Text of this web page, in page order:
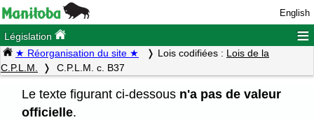
English
Législation ≡
★ Réorganisation du site ★ Lois codifiées : Lois de la
C.P.L.M.
C.P.L.M. c. B37
Le texte figurant ci-dessous n'a pas de valeur
officielle.